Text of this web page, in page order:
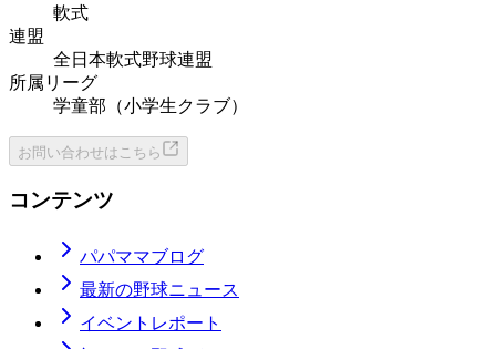
軟式
連盟
全日本軟式野球連盟
所属リーグ
学童部（小学生クラブ）
お問い合わせはこちら
コンテンツ
パパママブログ
最新の野球ニュース
イベントレポート